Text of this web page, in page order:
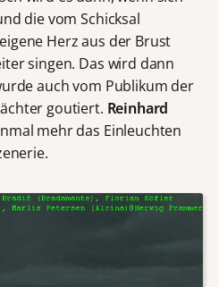
die vom Schicksal
Herz aus der Brust
singen. Das wird dann
auch vom Publikum der
goutiert. Reinhard
mehr das Einleuchten